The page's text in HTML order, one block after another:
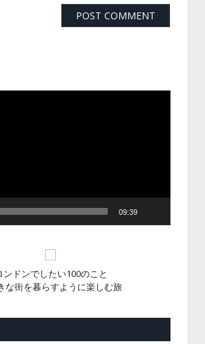
09:39
ンドンでしたい100のこと
な街を暮らすように楽しむ旅